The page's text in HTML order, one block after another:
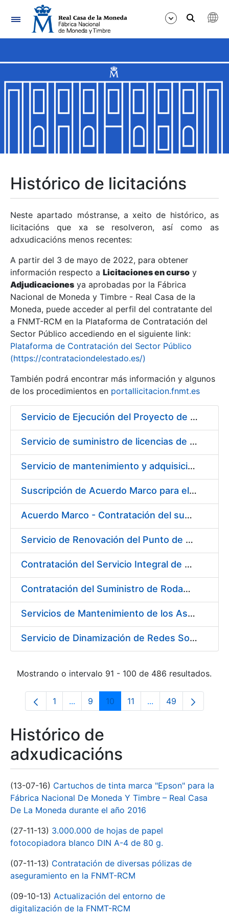
Navegación
Mostrar/Ocultar
Mostrar/Ocultar
Mostrar/Ocultar
Mostrar/Ocultar
Mostrar/Ocultar
Mostrar/Ocultar
Mostrar/Ocultar
Histórico de licitacións
Neste apartado móstranse, a xeito de histórico, as
licitacións que xa se resolveron, así como as
adxudicacións menos recentes:
A partir del 3 de mayo de 2022, para obtener
información respecto a Licitaciones en curso y
Adjudicaciones ya aprobadas por la Fábrica
Nacional de Moneda y Timbre - Real Casa de la
Moneda, puede acceder al perfil del contratante del
a FNMT-RCM en la Plataforma de Contratación del
Sector Público accediendo en el siguiente link:
Plataforma de Contratación del Sector Público
(https://contrataciondelestado.es/)
También podrá encontrar más información y algunos
de los procedimientos en portallicitacion.fnmt.es
Servicio de Ejecución del Proyecto de Diseño, Construcción, Montaje, Desmontaje y Transporte de Stands para las diferentes Ferias Nacionales e Internacionales a celebrar durante 2020
Servicio de suministro de licencias de productos BES12
Servicio de mantenimiento y adquisición de las tapas automáticas HYGOLET instaladas en la FNMT-RCM de Madrid, y el suministro de rollos de plásticos originales
Suscripción de Acuerdo Marco para el Suministro de Material de Ferretería para la Entidad Pública Empresarial Fábrica Nacional de Moneda y Timbre-Real Casa de la Moneda (FNMT-RCM)
Acuerdo Marco - Contratación del suministro de Material de Electricidad para la Fábrica de papel de Burgos. PA AM /FP/004/2020-2021
Servicio de Renovación del Punto de Venta de la Tienda del Museo de la FNMT-RCM
Contratación del Servicio Integral de Cardioprotección para sus Sedes de Madrid y Burgos
Contratación del Suministro de Rodamientos y Material de Transmisiones para la Fábrica Nacional de Moneda y Timbre - Real Casa de la Moneda
Servicios de Mantenimiento de los Ascensores, Montacargas y Plataformas de Minusválidos instalados en la Fábrica de Papel de Burgos
Servicio de Dinamización de Redes Sociales
Mostrando o intervalo 91 - 100 de 486 resultados.
Páxina
1 ...Páxinas intermedias Use pestaña para
Páxina
9 Páxina
10 Páxina
11 ...PáxinasPáxina
49
Histórico de
adxudicacións
(13-07-16) Cartuchos de tinta marca "Epson" para la
Fábrica Nacional De Moneda Y Timbre – Real Casa
De La Moneda durante el año 2016
(27-11-13) 3.000.000 de hojas de papel
fotocopiadora blanco DIN A-4 de 80 g.
(07-11-13) Contratación de diversas pólizas de
aseguramiento en la FNMT-RCM
(09-10-13) Actualización del entorno de
digitalización de la FNMT-RCM